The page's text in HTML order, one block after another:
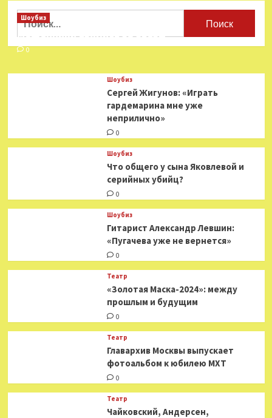
Найти:
Шоубиз
Мошенники взялись за звезд
0
Шоубиз
Сергей Жигунов: «Играть
гардемарина мне уже
неприлично»
0
Шоубиз
Что общего у сына Яковлевой и
серийных убийц?
0
Шоубиз
Гитарист Александр Левшин:
«Пугачева уже не вернется»
0
Театр
«Золотая Маска-2024»: между
прошлым и будущим
0
Театр
​​Главархив Москвы выпускает
фотоальбом к юбилею МХТ
0
Театр
​​Чайковский, Андерсен,